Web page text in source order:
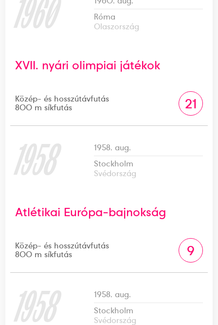
1960
Róma
Olaszország
XVII. nyári olimpiai játékok
Közép- és hosszútávfutás
800 m síkfutás
21
1958
1958. aug.
Stockholm
Svédország
Atlétikai Európa-bajnokság
Közép- és hosszútávfutás
800 m síkfutás
9
1958
1958. aug.
Stockholm
Svédország